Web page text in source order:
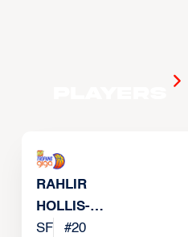
RAHLIR
HOLLIS-
JEFFERSON
SF #20